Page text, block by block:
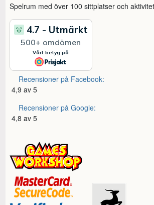
Spelrum med över 100 sittplatser och
Recensioner på Facebook:
4,9 av 5
Recensioner på Google:
4,8 av 5